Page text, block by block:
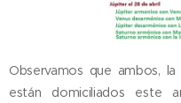
Observamos que ambos,
están domiciliados este